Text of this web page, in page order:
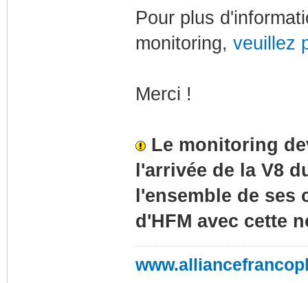
Pour plus
monitoring, veuillez
Merci !
Le monitoring
l'arrivée de la V8
l'ensemble de
d'HFM avec cette